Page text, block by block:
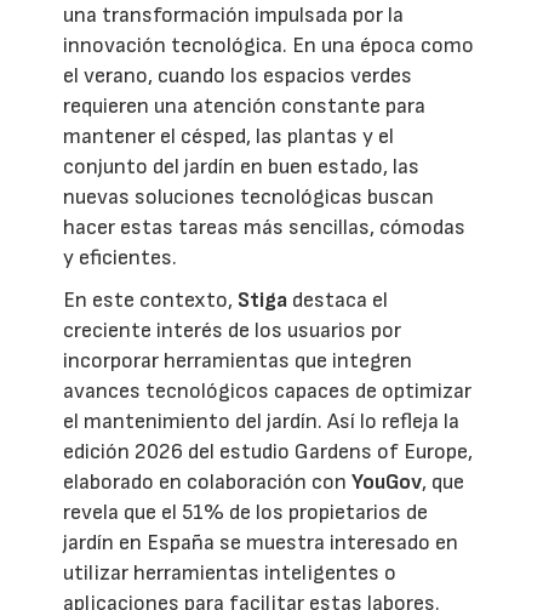
una transformación impulsada por la
innovación tecnológica. En una época como
el verano, cuando los espacios verdes
requieren una atención constante para
mantener el césped, las plantas y el
conjunto del jardín en buen estado, las
nuevas soluciones tecnológicas buscan
hacer estas tareas más sencillas, cómodas
y eficientes.
En este contexto, Stiga destaca el
creciente interés de los usuarios por
incorporar herramientas que integren
avances tecnológicos capaces de optimizar
el mantenimiento del jardín. Así lo refleja la
edición 2026 del estudio Gardens of Europe,
elaborado en colaboración conYouGov, que
revela que el 51% de los propietarios de
jardín en España se muestra interesado en
utilizar herramientas inteligentes o
aplicaciones para facilitar estas labores.